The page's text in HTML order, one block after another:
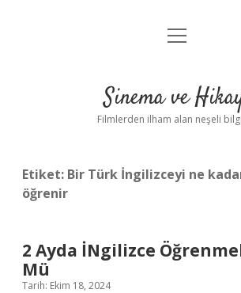
Gizlilik Politikası
Yasal Uyarı
menüyü
Sinema ve
Filmlerden ilham alan neşeli
Etiket: Bir Türk İngilizceyi ne
öğrenir
2 Ayda İNgilizce
Mü
Tarih: Ekim 18, 2024